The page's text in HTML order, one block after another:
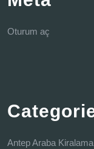
Oturum aç
Antep Araba Kiralama